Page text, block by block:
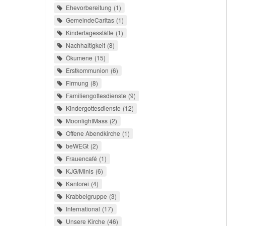
Ehevorbereitung 1
GemeindeCaritas 1
Kindertagesstätte 1
Nachhaltigkeit 8
Ökumene 15
Erstkommunion 6
Firmung 8
Familiengottesdienste 9
Kindergottesdienste 12
MoonlightMass 2
Offene Abendkirche 1
beWEGt 2
Frauencafé 1
KJG/Minis 6
Kantorei 4
Krabbelgruppe 3
International 17
Unsere Kirche 46